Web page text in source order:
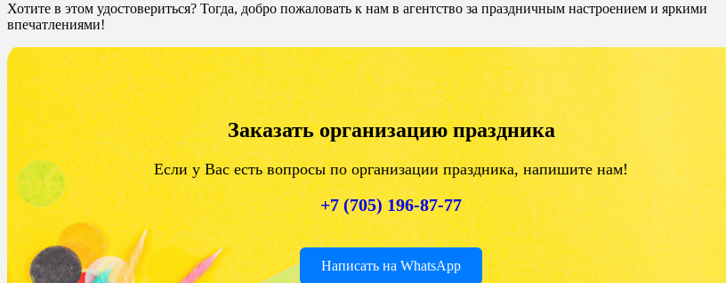
Хотите в этом удостовериться? Тогда, добро пожаловать к нам в агентство за праздничным настроением и яркими
впечатлениями!
Заказать организацию праздника
Если у Вас есть вопросы по организации праздника, напишите нам!
+7 (705) 196-87-77
Написать на WhatsApp